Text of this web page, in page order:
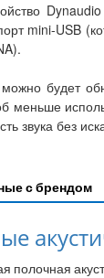
mini-USB
будет
меньше
звука без
с брендом
полочная